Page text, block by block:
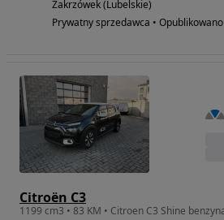
Zakrzówek (Lubelskie)
Prywatny sprzedawca • Opublikowano
Citroën C3